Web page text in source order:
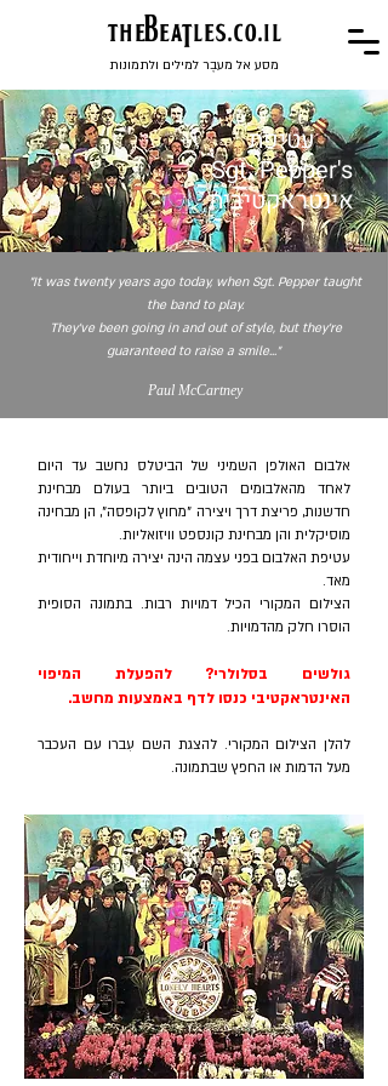
theBeaTles.co.il
מסע אל מעבֶר למילים ולתמונות
עטיפת
Sgt. Pepper's
אינטראקטיבית
"It was twenty years ago today, when Sgt. Pepper taught
the band to play.
They've been going in and out of style, but they're
guaranteed to raise a smile..."
Paul McCartney
אלבום האולפן השמיני של הביטלס נחשב עד היום
לאחד מהאלבומים הטובים ביותר בעולם מבחינת
חדשנות, פריצת דרך ויצירה "מחוץ לקופסה", הן מבחינה
מוסיקלית והן מבחינת קונספט וויזואליות.
עטיפת האלבום בפני עצמה הינה יצירה מיוחדת וייחודית
מאד.
הצילום המקורי הכיל דמויות רבות. בתמונה הסופית
הוסרו חלק מהדמויות.
גולשים בסלולרי? להפעלת המיפוי
האינטראקטיבי כנסו לדף באמצעות מחשב.
להלן הצילום המקורי.להצגת השם עִברו עם העכבר
מעל הדמות או החפץ שבתמונה.